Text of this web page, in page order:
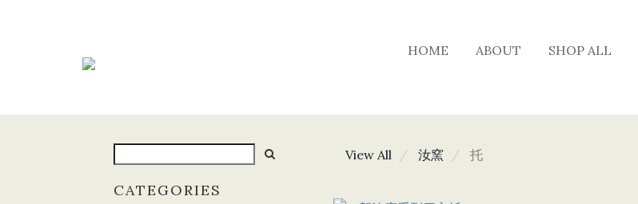
HOME ABOUT SHOP ALL
CATEGORIES
View All 汝窯 托